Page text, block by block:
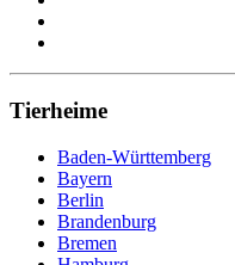
Tierheime
Baden-Württemberg
Bayern
Berlin
Brandenburg
Bremen